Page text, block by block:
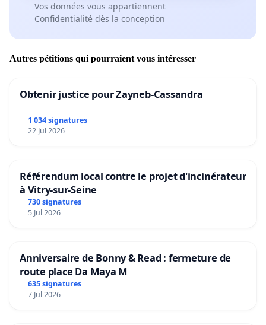
Vos données vous appartiennent
Confidentialité dès la conception
Autres pétitions qui pourraient vous intéresser
Obtenir justice pour Zayneb-Cassandra
1 034 signatures
22 Jul 2026
Référendum local contre le projet d'incinérateur
à Vitry-sur-Seine
730 signatures
5 Jul 2026
Anniversaire de Bonny & Read : fermeture de
route place Da Maya M
635 signatures
7 Jul 2026